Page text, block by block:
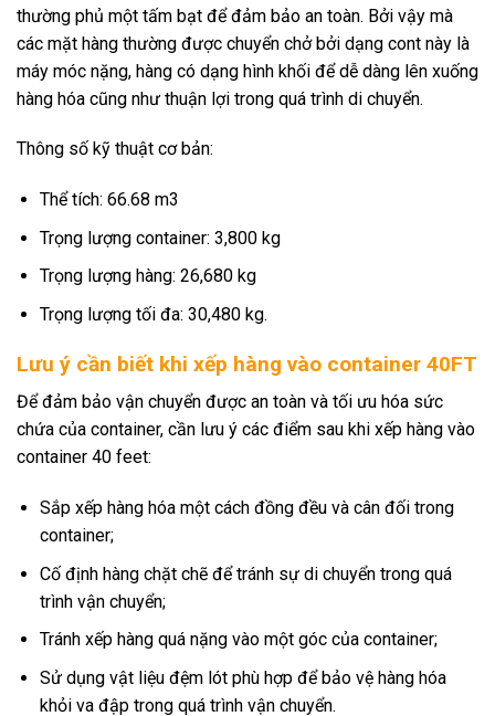
thường phủ một tấm bạt để đảm bảo an toàn. Bởi vậy mà
các mặt hàng thường được chuyển chở bởi dạng cont này là
máy móc nặng, hàng có dạng hình khối để dễ dàng lên xuống
hàng hóa cũng như thuận lợi trong quá trình di chuyển.
Thông số kỹ thuật cơ bản:
Thể tích: 66.68 m3
Trọng lượng container: 3,800 kg
Trọng lượng hàng: 26,680 kg
Trọng lượng tối đa: 30,480 kg.
Lưu ý cần biết khi xếp hàng vào container 40FT
Để đảm bảo vận chuyển được an toàn và tối ưu hóa sức
chứa của container, cần lưu ý các điểm sau khi xếp hàng vào
container 40 feet:
Sắp xếp hàng hóa một cách đồng đều và cân đối trong
container;
Cố định hàng chặt chẽ để tránh sự di chuyển trong quá
trình vận chuyển;
Tránh xếp hàng quá nặng vào một góc của container;
Sử dụng vật liệu đệm lót phù hợp để bảo vệ hàng hóa
khỏi va đập trong quá trình vận chuyển.